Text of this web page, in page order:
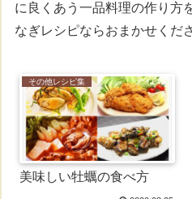
に良くあう一品料理の作り方
なぎレシピならおまかせくだ
その他レシピ集
美味しい牡蠣の食べ方